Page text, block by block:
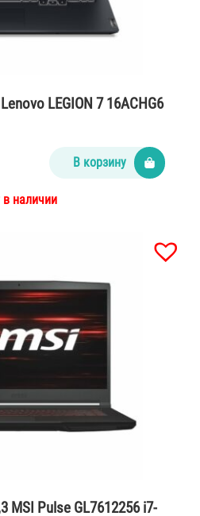
LEGION 7 16ACHG6
В корзину
в наличии
MSI Pulse GL7612256 i7-